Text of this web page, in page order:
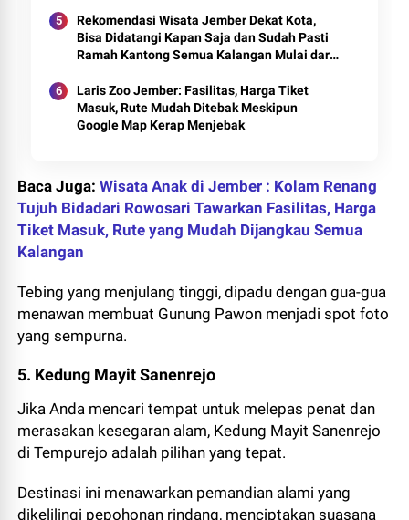
Rekomendasi Wisata Jember Dekat Kota,
Bisa Didatangi Kapan Saja dan Sudah Pasti
Ramah Kantong Semua Kalangan Mulai dari
Laris Zoo Jember: Fasilitas, Harga Tiket
Masuk, Rute Mudah Ditebak Meskipun
Google Map Kerap Menjebak
Baca Juga: Wisata Anak di Jember : Kolam Renang
Tujuh Bidadari Rowosari Tawarkan Fasilitas, Harga
Tiket Masuk, Rute yang Mudah Dijangkau Semua
Kalangan
Tebing yang menjulang tinggi, dipadu dengan gua-gua
menawan membuat Gunung Pawon menjadi spot foto
yang sempurna.
5. Kedung Mayit Sanenrejo
Jika Anda mencari tempat untuk melepas penat dan
merasakan kesegaran alam, Kedung Mayit Sanenrejo
di Tempurejo adalah pilihan yang tepat.
Destinasi ini menawarkan pemandian alami yang
dikelilingi pepohonan rindang, menciptakan suasana